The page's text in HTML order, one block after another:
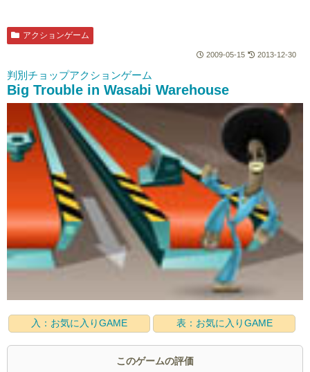
アクションゲーム
2009-05-15 2013-12-30
判別チョップアクションゲーム
Big Trouble in Wasabi Warehouse
入：お気に入りGAME 表：お気に入りGAME
このゲームの評価